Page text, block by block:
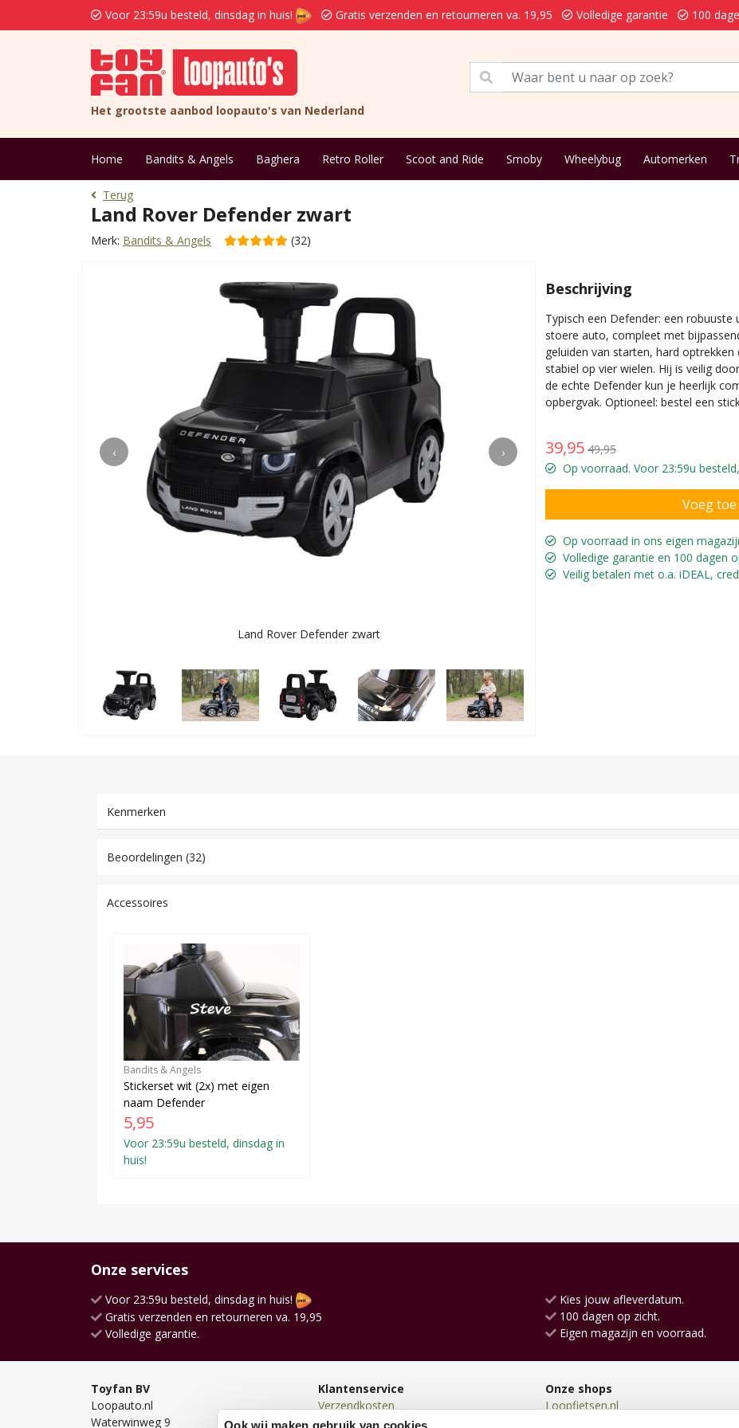
Voor 23:59u besteld, dinsdag in huis! Gratis verzenden en retourneren va. 19,95 Volledige garantie 100
Het grootste aanbod loopauto's van Nederland
Home Bandits & Angels Baghera Retro Roller Scoot and Ride Smoby Wheelybug Automerken
Terug
Land Rover Defender zwart
Merk: Bandits & Angels (32)
‹ ›
Land Rover Defender zwart
Beschrijving
Typisch een Defender: een
stoere auto, compleet met
geluiden van starten, hard
stabiel op vier wielen. Hij is veilig
de echte Defender kun je heerlijk
opbergvak. Optioneel: bestel een
39,95 49,95
Op voorraad. Voor 23:59u
Op voorraad in ons eigen
Volledige garantie en 100 dagen
Veilig betalen met o.a. iDEAL,
Kenmerken
Beoordelingen (32)
Accessoires
Bandits & Angels
Stickerset wit (2x) met eigen
naam Defender
5,95
Voor 23:59u besteld, dinsdag in
huis!
Onze services
Voor 23:59u besteld, dinsdag in huis!
Gratis verzenden en retourneren va. 19,95
Volledige garantie.
Kies jouw afleverdatum.
100 dagen op zicht.
Eigen magazijn en voorraad.
Toyfan BV
Loopauto.nl
Waterwinweg 9
Klantenservice
Verzendkosten
Bezorgen
Onze shops
Loopfietsen.nl